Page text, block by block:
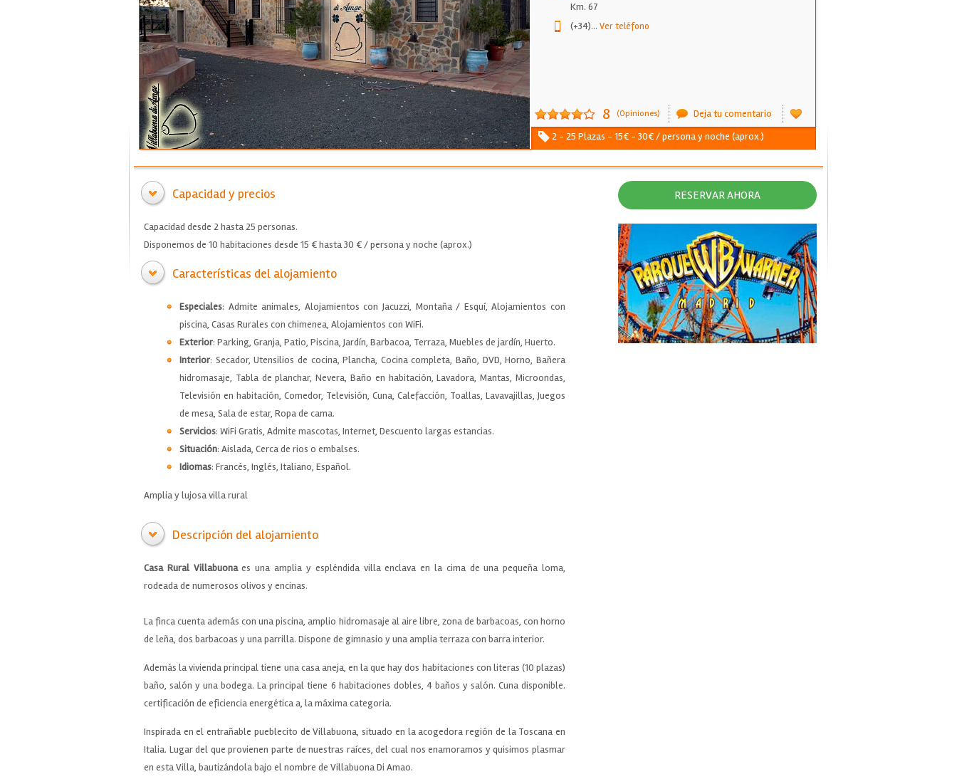
Km. 67
(+34)... Ver teléfono
8 (Opiniones)
Deja tu comentario
2 - 25 Plazas - 15€ - 30€ / persona y noche (aprox.)
Capacidad y precios
Capacidad desde 2 hasta 25 personas.
Disponemos de 10 habitaciones desde 15 € hasta 30 € / persona y noche (aprox.)
Características del alojamiento
Especiales: Admite animales, Alojamientos con Jacuzzi, Montaña / Esquí, Alojamientos con
piscina, Casas Rurales con chimenea, Alojamientos con WiFi.
Exterior: Parking, Granja, Patio, Piscina, Jardín, Barbacoa, Terraza, Muebles de jardín, Huerto.
Interior: Secador, Utensilios de cocina, Plancha, Cocina completa, Baño, DVD, Horno, Bañera
hidromasaje, Tabla de planchar, Nevera, Baño en habitación, Lavadora, Mantas, Microondas,
Televisión en habitación, Comedor, Televisión, Cuna, Calefacción, Toallas, Lavavajillas, Juegos
de mesa, Sala de estar, Ropa de cama.
Servicios: WiFi Gratis, Admite mascotas, Internet, Descuento largas estancias.
Situación: Aislada, Cerca de rios o embalses.
Idiomas: Francés, Inglés, Italiano, Español.
Amplia y lujosa villa rural
Descripción del alojamiento
Casa Rural Villabuonaes una amplia y espléndida villa enclava en la cima de una pequeña loma,
rodeada de numerosos olivos y encinas.
La finca cuenta además con una piscina, amplio hidromasaje al aire libre, zona de barbacoas, con horno
de leña, dos barbacoas y una parrilla. Dispone de gimnasio y una amplia terraza con barra interior.
Además la vivienda principal tiene una casa aneja, en la que hay dos habitaciones con literas (10 plazas)
baño, salón y una bodega. La principal tiene 6 habitaciones dobles, 4 baños y salón. Cuna disponible.
certificación de eficiencia energética a, la máxima categoria.
Inspirada en el entrañable pueblecito de Villabuona, situado en la acogedora región de la Toscana en
Italia. Lugar del que provienen parte de nuestras raíces, del cual nos enamoramos y quisimos plasmar
en esta Villa, bautizándola bajo el nombre de Villabuona Di Amao.
RESERVAR AHORA